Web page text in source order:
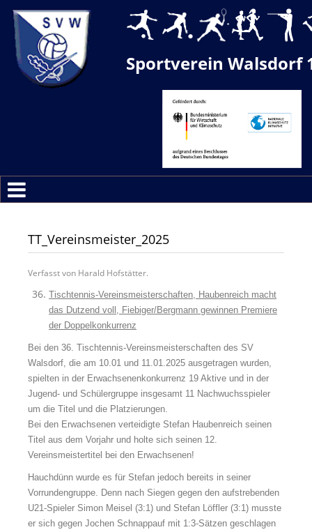
Sportverein Walsdorf
TT_Vereinsmeister_2025
Verfasst von Harald Hofstätter.
Tischtennis-Vereinsmeisterschaften, Haubenreich macht
das Dutzend voll, Fiebiger/Bergmann gewinnen Premiere
der Doppelkonkurrenz
Bei den 36. Tischtennis-Vereinsmeisterschaften des SV
Walsdorf, die am 10.01 und 11.01.2025 ausgetragen wurden,
spielten in der Erwachsenenkonkurrenz 19 Aktive und in der
Jugend- und Schülergruppe insgesamt 11 Nachwuchsspieler
um die Titel und die Platzierungen.
Bei den Erwachsenen verteidigte Stefan Haubenreich seinen
Titel aus dem Vorjahr und holte sich seinen 12.
Vereinsmeistertitel bei den Erwachsenen!
Hauchdünn wurde es für Stefan jedoch bereits in seiner
Vorrundengruppe. Denn nach Siegen gegen den aufstrebenden
U21-Spieler Simon Meisel (3:1) und Stefan Löffler (3:1) musste
er sich gegen Jochen Schnappauf mit 1:3-Sätzen geschlagen